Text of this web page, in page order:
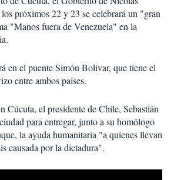
próximos 22 y 23 se celebrará un "gran
"Manos fuera de Venezuela" en la
en el puente Simón Bolívar, que tiene el
entre ambos países.
Cúcuta, el presidente de Chile, Sebastián
para entregar, junto a su homólogo
la ayuda humanitaria "a quienes llevan
causada por la dictadura".